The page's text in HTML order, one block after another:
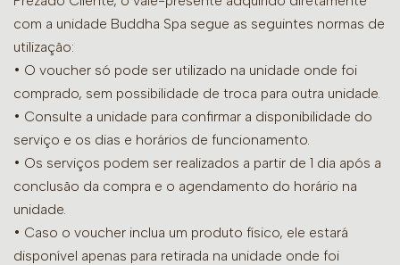
com a unidade Buddha Spa segue as seguintes normas de
utilização:
• O voucher só pode ser utilizado na unidade onde foi
comprado, sem possibilidade de troca para outra unidade.
• Consulte a unidade para confirmar a disponibilidade do
serviço e os dias e horários de funcionamento.
• Os serviços podem ser realizados a partir de 1 dia após a
conclusão da compra e o agendamento do horário na
unidade.
• Caso o voucher inclua um produto físico, ele estará
disponível apenas para retirada na unidade onde foi